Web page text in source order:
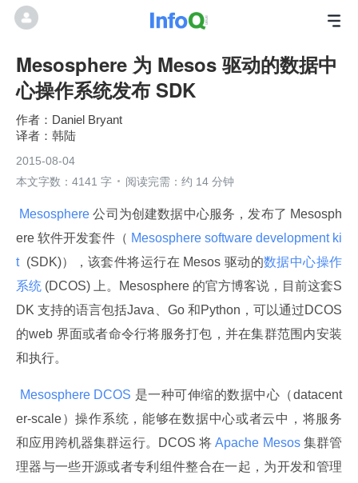
Mesosphere 为 Mesos 驱动的数据中
心操作系统发布 SDK
Daniel Bryant
韩陆
2015-08-04
本文字数：4141 字
阅读完需：约 14 分钟
Mesosphere 公司为创建数据中心服务，发布了 Mesosph
ere 软件开发套件（ Mesosphere software development ki
t (SDK)），该套件将运行在 Mesos 驱动的数据中心操作
系统 (DCOS) 上。Mesosphere 的官方博客说，目前这套S
DK 支持的语言包括Java、Go 和Python，可以通过DCOS
的web 界面或者命令行将服务打包，并在集群范围内安装
和执行。
Mesosphere DCOS 是一种可伸缩的数据中心（datacent
er-scale）操作系统，能够在数据中心或者云中，将服务
和应用跨机器集群运行。DCOS 将 Apache Mesos 集群管
理器与一些开源或者专利组件整合在一起，为开发和管理